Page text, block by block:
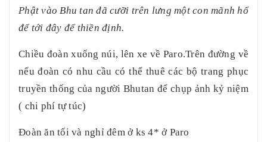
Phật vào Bhu tan đã cưỡi trên lưng một con mãnh hổ
để tới đây để thiền định.
Chiều đoàn xuống núi, lên xe về Paro.Trên đường về
nếu đoàn có nhu cầu có thể thuê các bộ trang phục
truyền thống của người Bhutan để chụp ảnh kỷ niệm
( chi phí tự túc)
Đoàn ăn tối và nghỉ đêm ở ks 4* ở Paro